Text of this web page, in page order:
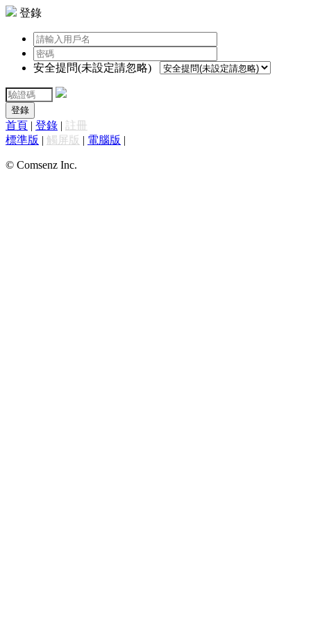
登錄
安全提問(未設定請忽略)
登錄
首頁 | 登錄 | 註冊
標準版 | 觸屏版 | 電腦版 |
© Comsenz Inc.